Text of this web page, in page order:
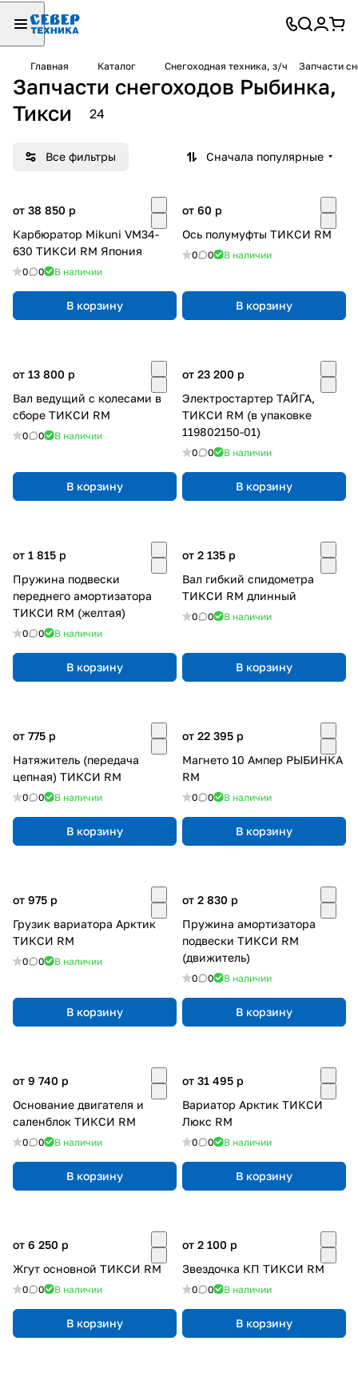
Главная Каталог Снегоходная техника, з/ч Запчасти
Запчасти снегоходов Рыбинка,
Тикси
24
Все фильтры Сначала популярные
от 38 850 p
Карбюратор Mikuni VM34-
630 ТИКСИ RM Япония
0 0 В наличии
В корзину
от 60 p
Ось полумуфты ТИКСИ RM
0 0 В наличии
В корзину
от 13 800 p
Вал ведущий с колесами в
сборе ТИКСИ RM
0 0 В наличии
В корзину
от 23 200 p
Электростартер ТАЙГА,
ТИКСИ RM (в упаковке
119802150-01)
0 0 В наличии
В корзину
от 1 815 p
Пружина подвески
переднего амортизатора
ТИКСИ RM (желтая)
0 0 В наличии
В корзину
от 2 135 p
Вал гибкий спидометра
ТИКСИ RM длинный
0 0 В наличии
В корзину
от 775 p
Натяжитель (передача
цепная) ТИКСИ RM
0 0 В наличии
В корзину
от 22 395 p
Магнето 10 Ампер РЫБИНКА
RM
0 0 В наличии
В корзину
от 975 p
Грузик вариатора Арктик
ТИКСИ RM
0 0 В наличии
В корзину
от 2 830 p
Пружина амортизатора
подвески ТИКСИ RM
(движитель)
0 0 В наличии
В корзину
от 9 740 p
Основание двигателя и
саленблок ТИКСИ RM
0 0 В наличии
В корзину
от 31 495 p
Вариатор Арктик ТИКСИ
Люкс RM
0 0 В наличии
В корзину
от 6 250 p
Жгут основной ТИКСИ RM
0 0 В наличии
В корзину
от 2 100 p
Звездочка КП ТИКСИ RM
0 0 В наличии
В корзину